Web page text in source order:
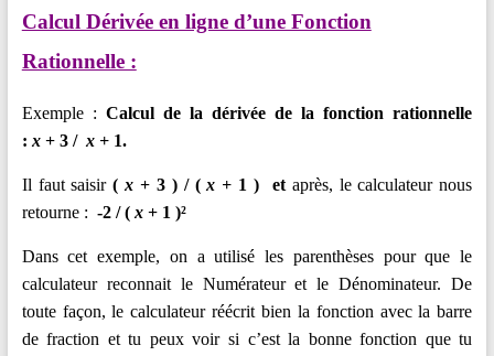
Calcul Dérivée en ligne d’une Fonction
Rationnelle :
Exemple : Calcul de la dérivée de la fonction rationnelle
: x + 3 / x +1.
Il faut saisir(x+ 3 ) / (x + 1 ) et après, le calculateur nous
retourne : -2 / ( x+ 1 )²
Dans cet exemple, on a utilisé les parenthèses pour que le
calculateur reconnait le Numérateur et le Dénominateur. De
toute façon, le calculateur réécrit bien la fonction avec la barre
de fraction et tu peux voir si c’est la bonne fonction que tu